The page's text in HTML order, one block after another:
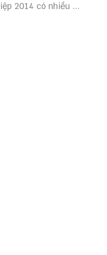
2014 có nhiều ...